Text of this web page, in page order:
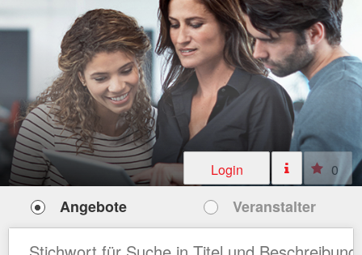
Login 0
Angebote Veranstalter